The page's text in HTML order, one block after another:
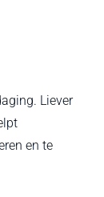
Liever
en te